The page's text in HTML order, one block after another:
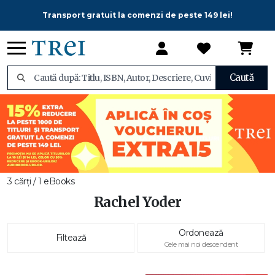
Transport gratuit la comenzi de peste 149 lei!
Caută
3 cărți / 1 eBooks
Rachel Yoder
Filtează Ordonează
Cele mai noi descendent